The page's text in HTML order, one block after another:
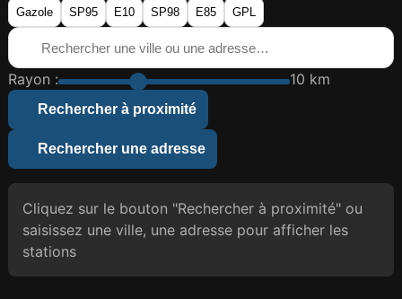
Gazole SP95 E10 SP98 E85 GPL
Rayon : 10 km
Rechercher à proximité
Rechercher une adresse
Cliquez sur le bouton "Rechercher à proximité" ou
saisissez une ville, une adresse pour afficher les
stations